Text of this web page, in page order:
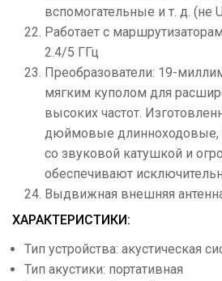
вспомогательные и т. д. (не
Работает с
2.4/5 ГГц
Преобразователи: 19-
мягким куполом для
высоких частот.
дюймовые длинноходовые,
со звуковой катушкой и
обеспечивают
Выдвижная внешняя
ХАРАКТЕРИСТИКИ:
Тип устройства: акустическая
Тип акустики: портативная